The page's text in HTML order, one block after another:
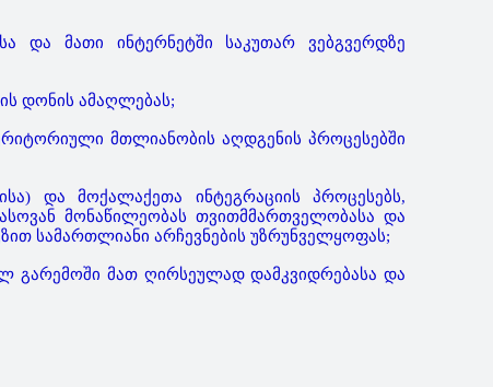
და მათი ინტერნეტში საკუთარ ვებგვერდზე
დონის ამაღლებას;
მთლიანობის აღდგენის პროცესებში
და მოქალაქეთა ინტეგრაციის პროცესებს,
მონაწილეობას თვითმმართველობასა და
სამართლიანი არჩევნების უზრუნველყოფას;
გარემოში მათ ღირსეულად დამკვიდრებასა და